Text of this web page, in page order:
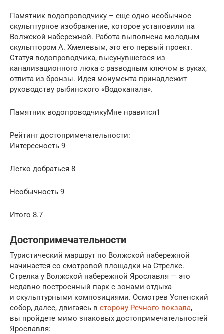
Памятник водопроводчику – еще одно необычное
скульптурное изображение, которое установили на
Волжской набережной. Работа выполнена молодым
скульптором А. Хмелевым, это его первый проект.
Статуя водопроводчика, высунувшегося из
канализационного люка с разводным ключом в руках,
отлита из бронзы. Идея монумента принадлежит
руководству рыбинского «Водоканала».
Памятник водопроводчикуМне нравится1
Рейтинг достопримечательности:
Интересность 9
Легко добраться 8
Необычность 9
Итого 8.7
Достопримечательности
Туристический маршрут по Волжской набережной
начинается со смотровой площадки на Стрелке.
Стрелка у Волжской набережной Ярославля — это
недавно построенный парк с зонами отдыха
и скульптурными композициями. Осмотрев Успенский
собор, далее, двигаясь в сторону Речного вокзала,
вы пройдете мимо знаковых достопримечательностей
Ярославля: